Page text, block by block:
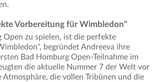
Vorbereitung für Wimbledon"
Open zu spielen, ist die perfekte
begründet Andreeva ihre
Bad Homburg Open-Teilnahme im
die aktuelle Nummer 7 der Welt vor
Atmosphäre, die vollen Tribünen und die